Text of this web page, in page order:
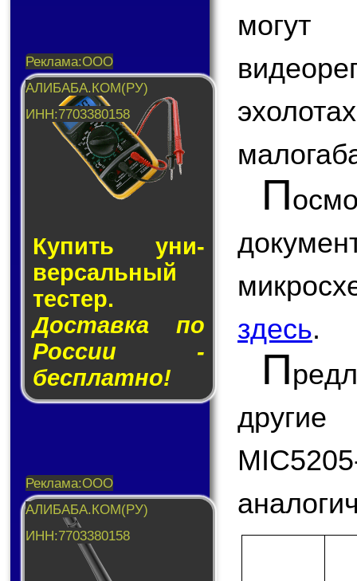
Купить уни­
вер­саль­ный
тес­тер.
Доставка по
России -
бесплатно!
П
здесь.
П